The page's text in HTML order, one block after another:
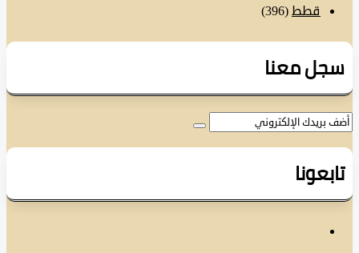
قطط
(396)
معنا